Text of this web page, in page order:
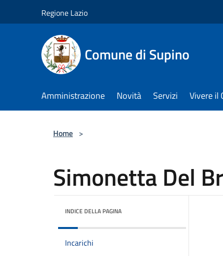
Regione Lazio
Comune di Supino
Amministrazione Novità Servizi Vivere il
Home >
Simonetta Del
INDICE DELLA PAGINA
Incarichi